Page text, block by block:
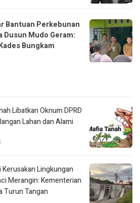
Bantuan Perkebunan
Dusun Mudo Geram:
Bungkam
Libatkan Oknum DPRD
Lahan dan Alami
Lingkungan
Merangin: Kementerian
Turun Tangan